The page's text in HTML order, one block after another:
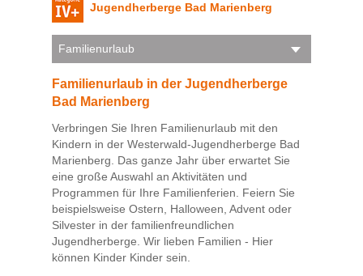
Jugendherberge Bad Marienberg
Familienurlaub
Familienurlaub in der Jugendherberge
Bad Marienberg
Verbringen Sie Ihren Familienurlaub mit den
Kindern in der Westerwald-Jugendherberge Bad
Marienberg. Das ganze Jahr über erwartet Sie
eine große Auswahl an Aktivitäten und
Programmen für Ihre Familienferien. Feiern Sie
beispielsweise Ostern, Halloween, Advent oder
Silvester in der familienfreundlichen
Jugendherberge. Wir lieben Familien - Hier
können Kinder Kinder sein.